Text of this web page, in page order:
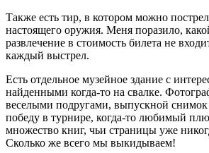
Также есть тир, в котором можно
настоящего оружия. Меня поразило,
развлечение в стоимость билета не
каждый выстрел.
Есть отдельное музейное здание с
найденными когда-то на свалке.
веселыми подругами, выпускной снимок
победу в турнире, когда-то любимый
множество книг, чьи страницы уже
Сколько же всего мы выкидываем!